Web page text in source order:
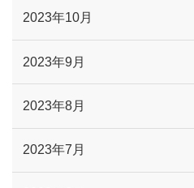
2023年10月
2023年9月
2023年8月
2023年7月